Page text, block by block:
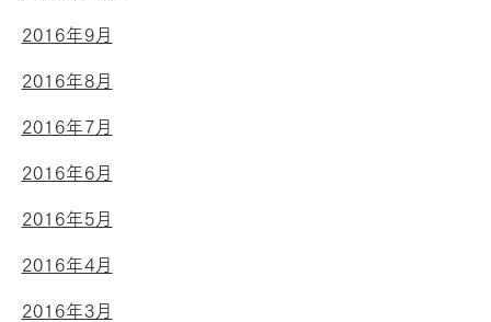
2016年9月
2016年8月
2016年7月
2016年6月
2016年5月
2016年4月
2016年3月